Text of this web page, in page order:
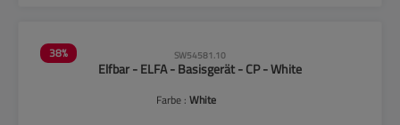
38% SW54581.10
Elfbar - ELFA - Basisgerät - CP - White
Farbe :White